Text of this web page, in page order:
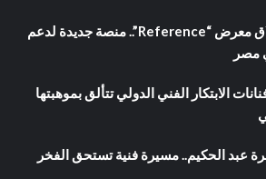
آلاء الرفاعي تعلن انطلاق معرض “Reference”.. منصة جديدة لدعم
مصر
الابتكار الفني الدولي تتألق بموهبتها
زهرة عبد الحكيم.. مسيرة فنية تستحق الفخر